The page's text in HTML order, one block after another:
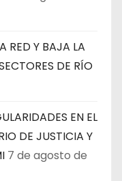
RED Y BAJA LA
DE RÍO
EN EL
DE JUSTICIA Y
7 de agosto de